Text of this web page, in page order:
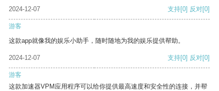
2024-12-07
支持[0] 反对[0]
游客
这款app就像我的娱乐小助手，随时随地为我的娱乐提供帮助。
2024-12-07 支持[0] 反对[0]
游客
这款加速器VPM应用程序可以给你提供最高速度和安全性的连接，并帮